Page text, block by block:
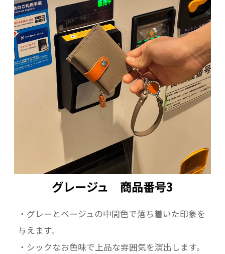
グレージュ 商品番号3
・グレーとベージュの中間色で落ち着いた印象を
与えます。
・シックなお色味で上品な雰囲気を演出します。